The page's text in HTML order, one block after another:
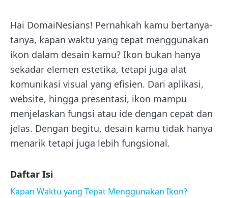
Hai DomaiNesians! Pernahkah kamu bertanya-
tanya, kapan waktu yang tepat menggunakan
ikon dalam desain kamu? Ikon bukan hanya
sekadar elemen estetika, tetapi juga alat
komunikasi visual yang efisien. Dari aplikasi,
website, hingga presentasi, ikon mampu
menjelaskan fungsi atau ide dengan cepat dan
jelas. Dengan begitu, desain kamu tidak hanya
menarik tetapi juga lebih fungsional.
Daftar Isi
Kapan Waktu yang Tepat Menggunakan Ikon?